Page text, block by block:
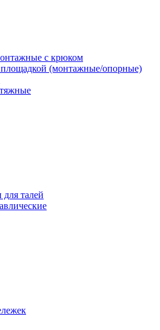
с крюком
(монтажные/опорные)
талей